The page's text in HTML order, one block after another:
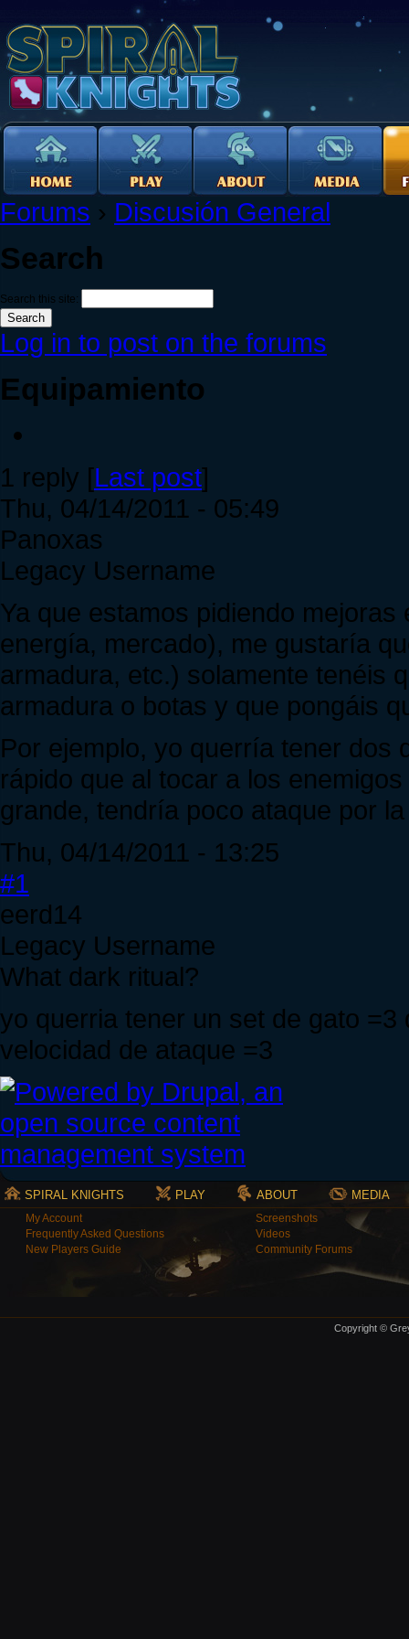
Forums › Discusión General
Search
Search this site:
Log in to post on the forums
Equipamiento
1 reply [Last post]
Thu, 04/14/2011 - 05:49
Panoxas
Legacy Username
Ya que estamos pidiendo
energía, mercado), me gustaría
armadura, etc.) solamente tenéis
armadura o botas y que pongáis
Por ejemplo, yo querría tener dos
rápido que al tocar a los
grande, tendría poco ataque por
Thu, 04/14/2011 - 13:25
#1
eerd14
Legacy Username
What dark ritual?
yo querria tener un set de gato
velocidad de ataque =3
SPIRAL KNIGHTS PLAY ABOUT MEDIA
My Account
Frequently Asked Questions
New Players Guide
Screenshots
Videos
Community Forums
Copyright ©